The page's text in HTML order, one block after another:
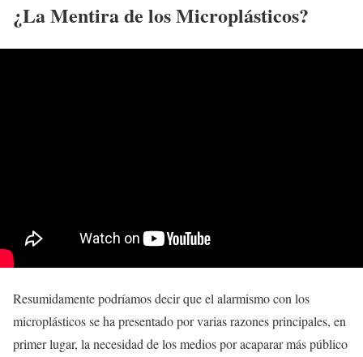
¿La Mentira de los Microplásticos?
Resumidamente podríamos decir que el alarmismo con los
microplásticos se ha presentado por varias razones principales, en
primer lugar, la necesidad de los medios por acaparar más público